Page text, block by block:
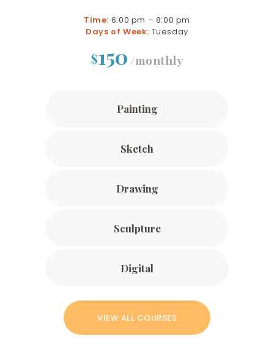
Time: 6:00 pm – 8:00 pm
Days of Week: Tuesday
$150 /monthly
Painting
Sketch
Drawing
Sculpture
Digital
VIEW ALL COURSES